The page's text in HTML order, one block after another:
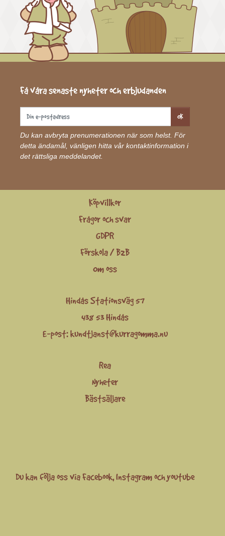
Få våra senaste nyheter och erbjudanden
OK
Du kan avbryta prenumerationen när som helst. För
detta ändamål, vänligen hitta vår kontaktinformation i
det rättsliga meddelandet.
Köpvillkor
Frågor och svar
GDPR
Förskola / B2B
Om oss
Hindås Stationsväg 57
438 53 Hindås
E-post:kundtjanst@kurragomma.nu
Rea
Nyheter
Bästsäljare
Du kan följa oss viaFacebook,Instagramochyoutube